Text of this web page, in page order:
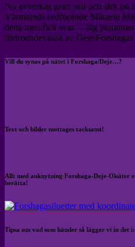
Nu avverkas gran, tall och lärk på
Värmlands ordförande Mikaela
detta men fick svar. – Jag
förtroendevalda av Deje/
Vill du synas på nätet i Forshaga/Deje…?
Text och bilder mottages tacksamt!
Allt med anknytning Forshaga-Deje-Olsäter
berätta!
Tipsa om vad som händer så lägger vi in det i: